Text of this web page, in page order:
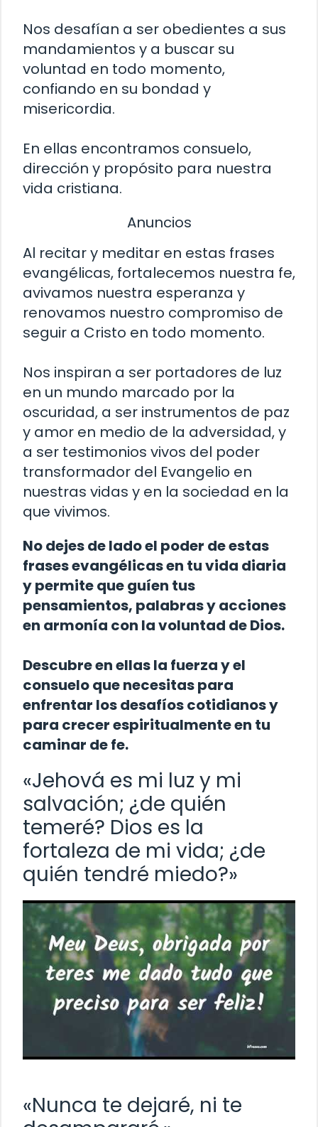
Nos desafían a ser obedientes a sus
mandamientos y a buscar su
voluntad en todo momento,
confiando en su bondad y
misericordia.
En ellas encontramos consuelo,
dirección y propósito para nuestra
vida cristiana.
Anuncios
Al recitar y meditar en estas frases
evangélicas, fortalecemos nuestra fe,
avivamos nuestra esperanza y
renovamos nuestro compromiso de
seguir a Cristo en todo momento.
Nos inspiran a ser portadores de luz
en un mundo marcado por la
oscuridad, a ser instrumentos de paz
y amor en medio de la adversidad, y
a ser testimonios vivos del poder
transformador del Evangelio en
nuestras vidas y en la sociedad en la
que vivimos.
No dejes de lado el poder de estas
frases evangélicas en tu vida diaria
y permite que guíen tus
pensamientos, palabras y acciones
en armonía con la voluntad de Dios.
Descubre en ellas la fuerza y el
consuelo que necesitas para
enfrentar los desafíos cotidianos y
para crecer espiritualmente en tu
caminar de fe.
«Jehová es mi luz y mi
salvación; ¿de quién
temeré? Dios es la
fortaleza de mi vida; ¿de
quién tendré miedo?»
«Nunca te dejaré, ni te